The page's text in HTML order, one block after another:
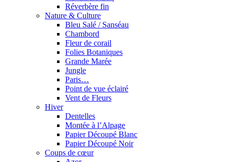
Réverbère fin
Nature & Culture
Bleu Salé / Sanséau
Chambord
Fleur de corail
Folies Botaniques
Grande Marée
Jungle
Paris…
Point de vue éclairé
Vent de Fleurs
Hiver
Dentelles
Montée à l’Alpage
Papier Découpé Blanc
Papier Découpé Noir
Coups de cœur